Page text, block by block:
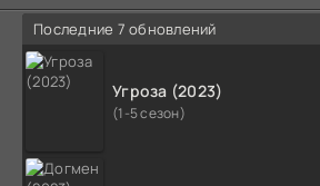
Последние 7 обновлений
Угроза (2023)
(1-5 сезон)